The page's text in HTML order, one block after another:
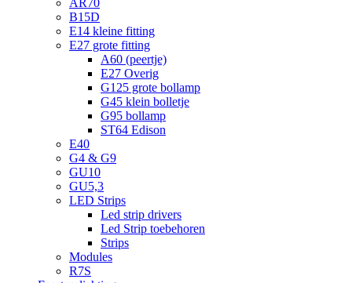
AR70
B15D
E14 kleine fitting
E27 grote fitting
A60 (peertje)
E27 Overig
G125 grote bollamp
G45 klein bolletje
G95 bollamp
ST64 Edison
E40
G4 & G9
GU10
GU5,3
LED Strips
Led strip drivers
Led Strip toebehoren
Strips
Modules
R7S